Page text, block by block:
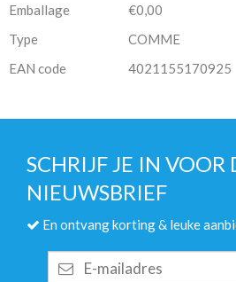
Emballage
€0,00
Type
COMME
EAN code
4021155170925
SCHRIJF JE IN VOOR
NIEUWSBRIEF
En ontvang korting & leuke
mailadres